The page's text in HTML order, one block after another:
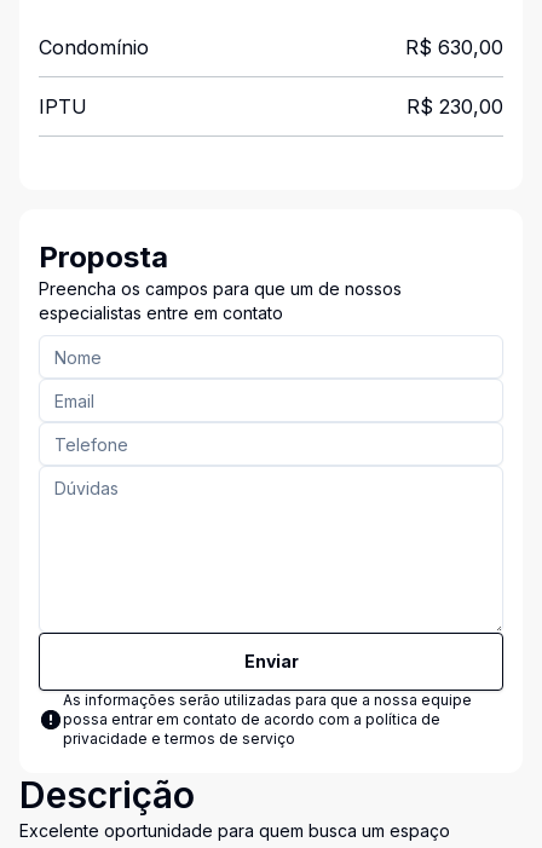
Condomínio R$ 630,00
IPTU R$ 230,00
Proposta
Preencha os campos para que um de nossos
especialistas entre em contato
Enviar
As informações serão utilizadas para que a nossa equipe
possa entrar em contato de acordo com a política de
privacidade e termos de serviço
Descrição
Excelente oportunidade para quem busca um espaço